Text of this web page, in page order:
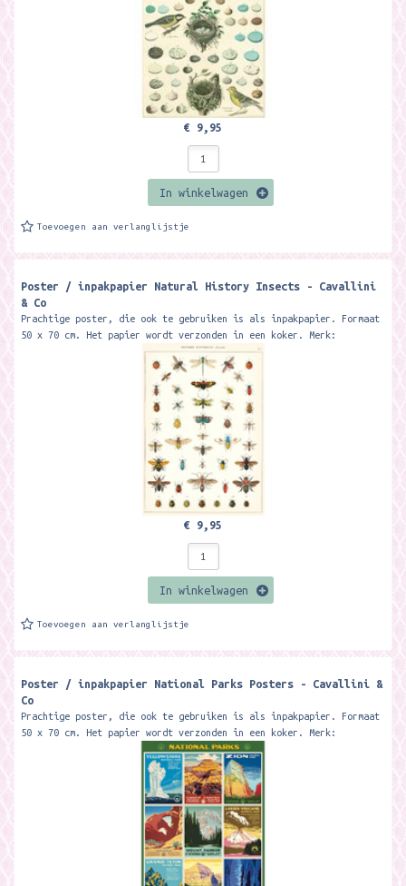
€ 9,95
In winkelwagen
Toevoegen aan verlanglijstje
Poster / inpakpapier Natural History Insects - Cavallini
& Co
Prachtige poster, die ook te gebruiken is als inpakpapier. Formaat
50 x 70 cm. Het papier wordt verzonden in een koker. Merk:
€ 9,95
In winkelwagen
Toevoegen aan verlanglijstje
Poster / inpakpapier National Parks Posters - Cavallini &
Co
Prachtige poster, die ook te gebruiken is als inpakpapier. Formaat
50 x 70 cm. Het papier wordt verzonden in een koker. Merk: